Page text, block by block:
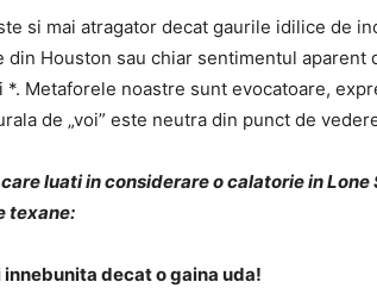
si mai atragator decat gaurile idilice de
din Houston sau chiar sentimentul aparent
*. Metaforele noastre sunt evocatoare,
de „voi” este neutra din punct de
luati in considerare o calatorie in
texane:
innebunita decat o gaina uda!